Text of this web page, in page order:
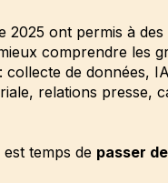
2025 ont permis à
comprendre les
collecte de données,
relations presse,
est temps de passer